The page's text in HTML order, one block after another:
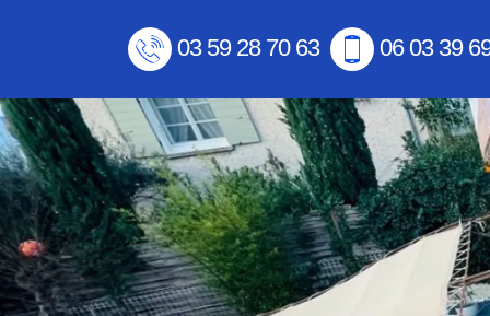
03 59 28 70 63 06 03 39